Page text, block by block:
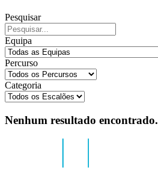
Pesquisar
Equipa
Percurso
Categoria
Nenhum resultado encontrado.